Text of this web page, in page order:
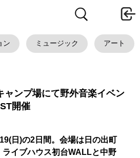
ン ミュージック アート
ャンプ場にて野外音楽イベン
開催
日)の2日間。会場は日の出町
ライブハウス初台WALLと中野